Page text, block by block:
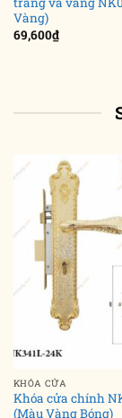
Vàng)
69,600₫
KHÓA CỬA
Khóa cửa chính
(Màu Vàng Bóng)